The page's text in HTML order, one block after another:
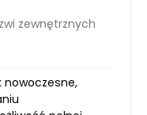
zewnętrznych
nowoczesne,